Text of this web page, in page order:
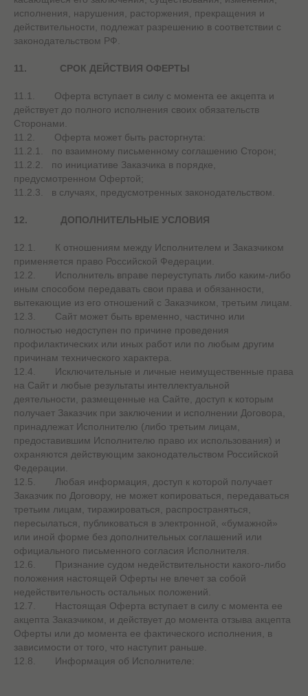
исполнения, нарушения, расторжения, прекращения и
действительности, подлежат разрешению в соответствии с
законодательством РФ.
11. СРОК ДЕЙСТВИЯ ОФЕРТЫ
11.1. Оферта вступает в силу с момента ее акцепта и
действует до полного исполнения своих обязательств
Сторонами.
11.2. Оферта может быть расторгнута:
11.2.1. по взаимному письменному соглашению Сторон;
11.2.2. по инициативе Заказчика в порядке,
предусмотренном Офертой;
11.2.3. в случаях, предусмотренных законодательством.
12. ДОПОЛНИТЕЛЬНЫЕ УСЛОВИЯ
12.1. К отношениям между Исполнителем и Заказчиком
применяется право Российской Федерации.
12.2. Исполнитель вправе переуступать либо каким-либо
иным способом передавать свои права и обязанности,
вытекающие из его отношений с Заказчиком, третьим лицам.
12.3. Сайт может быть временно, частично или
полностью недоступен по причине проведения
профилактических или иных работ или по любым другим
причинам технического характера.
12.4. Исключительные и личные неимущественные права
на Сайт и любые результаты интеллектуальной
деятельности, размещенные на Сайте, доступ к которым
получает Заказчик при заключении и исполнении Договора,
принадлежат Исполнителю (либо третьим лицам,
предоставившим Исполнителю право их использования) и
охраняются действующим законодательством Российской
Федерации.
12.5. Любая информация, доступ к которой получает
Заказчик по Договору, не может копироваться, передаваться
третьим лицам, тиражироваться, распространяться,
пересылаться, публиковаться в электронной, «бумажной»
или иной форме без дополнительных соглашений или
официального письменного согласия Исполнителя.
12.6. Признание судом недействительности какого-либо
положения настоящей Оферты не влечет за собой
недействительность остальных положений.
12.7. Настоящая Оферта вступает в силу с момента ее
акцепта Заказчиком, и действует до момента отзыва акцепта
Оферты или до момента ее фактического исполнения, в
зависимости от того, что наступит раньше.
12.8. Информация об Исполнителе: